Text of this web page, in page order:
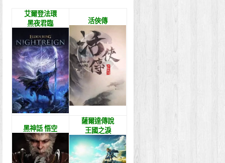
艾爾登法環
黑夜君臨
活俠傳
黑神話 悟空
薩爾達傳說
王國之淚